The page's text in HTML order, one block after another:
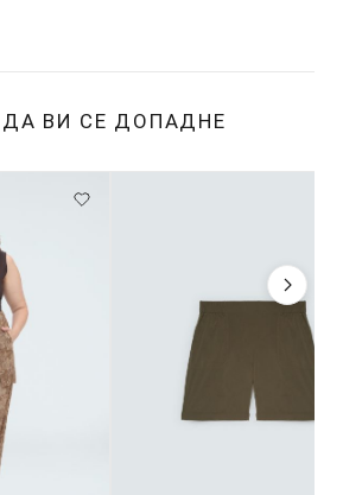
ВИ СЕ ДОПАДНЕ